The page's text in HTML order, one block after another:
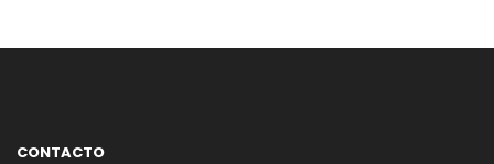
CONTACTO